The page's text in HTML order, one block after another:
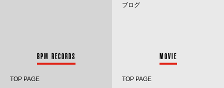
2023.7
ブログ
BPM RECORDS
TOP PAGE
MOVIE
TOP PAGE